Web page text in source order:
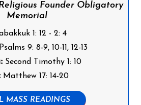
Founder Obligatory
Memorial
1: 12 - 2: 4
9: 8-9, 10-11, 12-13
Second Timothy 1: 10
Matthew 17: 14-20
MASS READINGS